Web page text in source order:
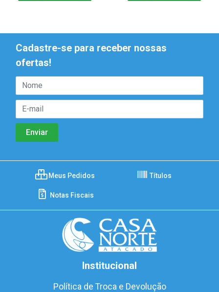
Cadastre-se para receber nossas
ofertas!
Meus Pedidos Títulos
Notas Fiscais
Institucional
Política de Troca e Devolução